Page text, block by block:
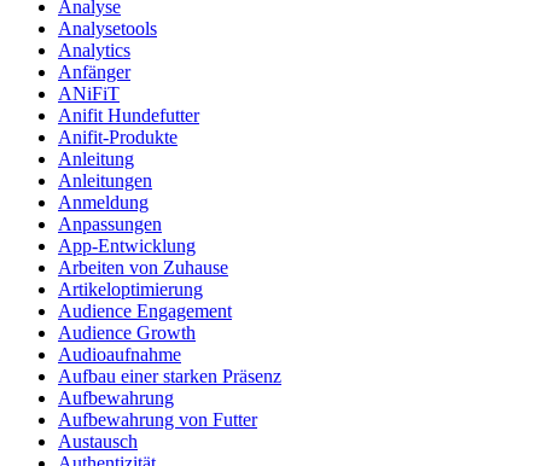
Analyse
Analysetools
Analytics
Anfänger
ANiFiT
Anifit Hundefutter
Anifit-Produkte
Anleitung
Anleitungen
Anmeldung
Anpassungen
App-Entwicklung
Arbeiten von Zuhause
Artikeloptimierung
Audience Engagement
Audience Growth
Audioaufnahme
Aufbau einer starken Präsenz
Aufbewahrung
Aufbewahrung von Futter
Austausch